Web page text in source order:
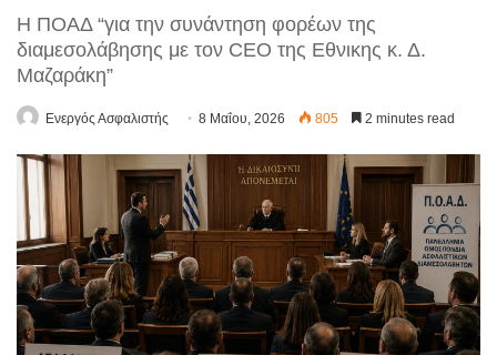
Η ΠΟΑΔ “για την συνάντηση φορέων της
διαμεσολάβησης με τον CEO της Εθνικης κ. Δ.
Μαζαράκη”
Ενεργός Ασφαλιστής 8 Μαΐου, 2026 805 2 minutes read